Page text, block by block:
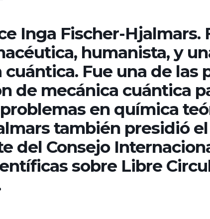
Inga Fischer-Hjalmars.
humanista, y
Fue una de las
de mecánica cuántica
en química
también presidió
del Consejo
sobre Libre